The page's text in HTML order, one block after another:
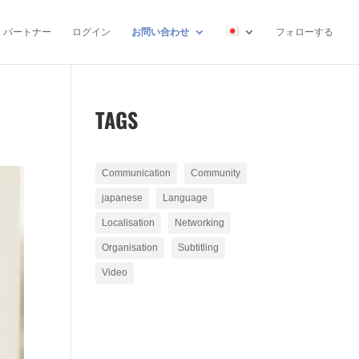
パートナー ログイン お問い合わせ フォローする
TAGS
Communication Community
japanese Language
Localisation Networking
Organisation Subtitling
Video